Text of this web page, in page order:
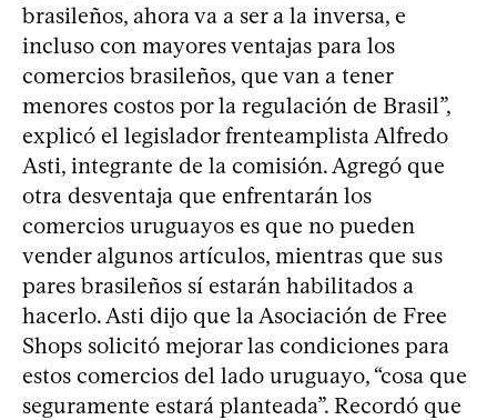
brasileños, ahora va a ser a la inversa, e
incluso con mayores ventajas para los
comercios brasileños, que van a tener
menores costos por la regulación de Brasil”,
explicó el legislador frenteamplista Alfredo
Asti, integrante de la comisión. Agregó que
otra desventaja que enfrentarán los
comercios uruguayos es que no pueden
vender algunos artículos, mientras que sus
pares brasileños sí estarán habilitados a
hacerlo. Asti dijo que la Asociación de Free
Shops solicitó mejorar las condiciones para
estos comercios del lado uruguayo, “cosa que
seguramente estará planteada”. Recordó que